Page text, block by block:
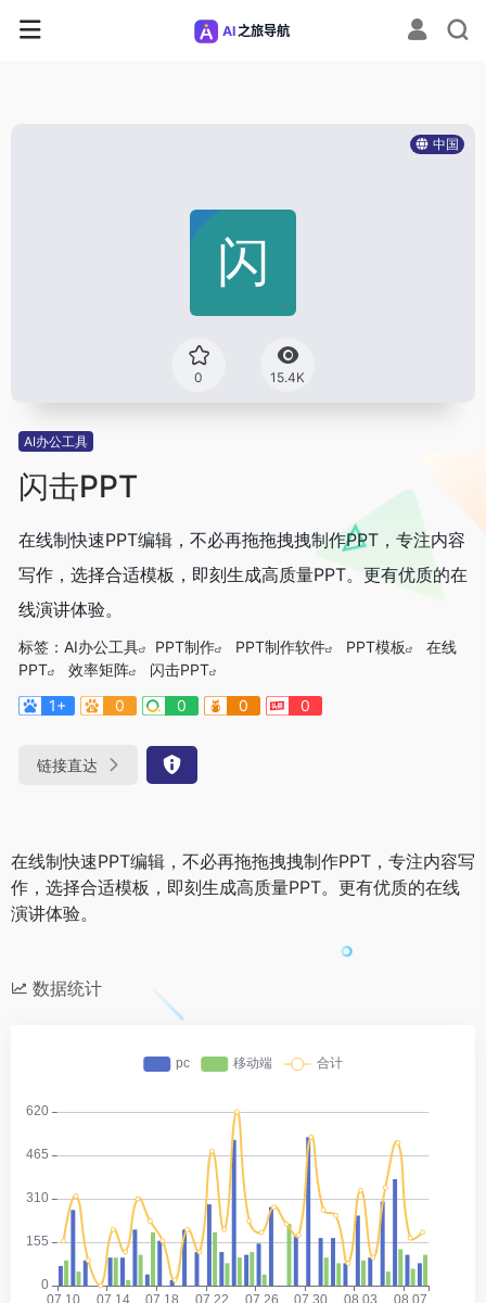
中国
0 15.4K
AI办公工具
闪击PPT
在线制快速PPT编辑，不必再拖拖拽拽制作PPT，专注内容
写作，选择合适模板，即刻生成高质量PPT。更有优质的在
线演讲体验。
标签： AI办公工具 PPT制作 PPT制作软件 PPT模板
在线
PPT
效率矩阵
闪击PPT
1+
0 0 0 0
链接直达
在线制快速PPT编辑，不必再拖拖拽拽制作PPT，专注内容写
作，选择合适模板，即刻生成高质量PPT。更有优质的在线
演讲体验。
数据统计